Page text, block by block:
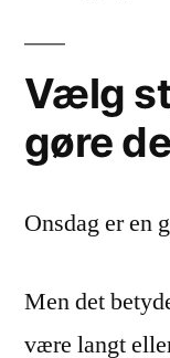
Vælg
gøre
Onsdag er en
Men det
være langt